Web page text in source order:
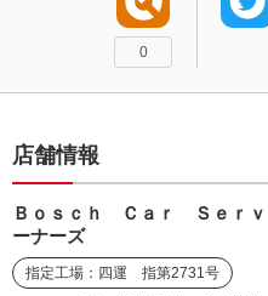
0
店舗情報
Ｂｏｓｃｈ Ｃａｒ Ｓｅｒ
ーナーズ
指定工場：四運 指第2731号